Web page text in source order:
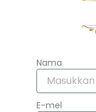
Nama
E-mel